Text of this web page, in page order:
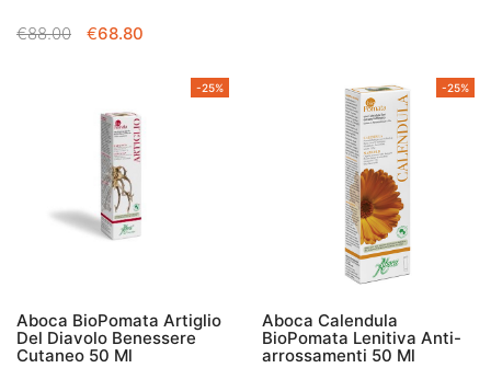
€88.00
IL
€88.00.
€68.80
ATTUALE
-25%
Aboca BioPomata Artiglio
Del Diavolo Benessere
Cutaneo 50 Ml
-25%
Aboca Calendula
BioPomata Lenitiva Anti-
arrossamenti 50 Ml